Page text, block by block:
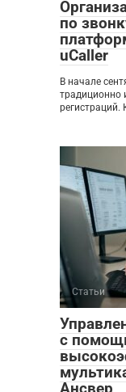
по
uCaller
В начале
традиционно
регистраций.
Статьи
с